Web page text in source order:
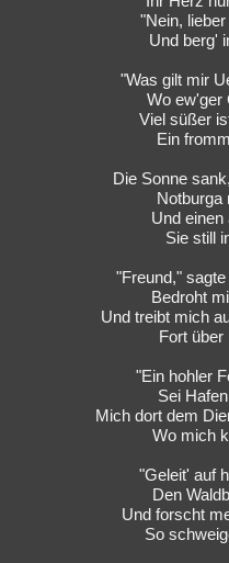
"Nein,
Und berg'
"Was gilt mir
Wo ew'ger
Viel süßer
Ein
Die Sonne
Notburga
Und einen
Sie still
"Freund,"
Bedroht
Und treibt mich
Fort über
"Ein hohler
Sei
Mich dort dem
Wo mich
"Geleit' auf
Den
Und forscht
So